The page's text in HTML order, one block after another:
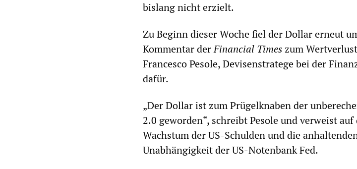
bislang nicht erzielt.
Zu Beginn dieser Woche fiel der Dollar erneut
Kommentar derFinancial Times zum
Francesco Pesole, Devisenstratege bei der
dafür.
„Der Dollar ist zum Prügelknaben der
2.0 geworden“, schreibt Pesole und verweist
Wachstum der US-Schulden und die
Unabhängigkeit der US-Notenbank Fed.